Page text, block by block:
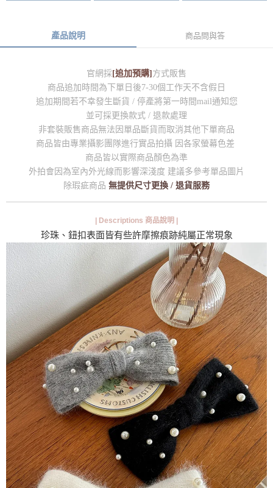
產品說明 商品問與答
官網採[追加預購]方式販售
商品追加時間為下單日後7-30個工作天不含假日
追加期間若不幸發生斷貨 / 停產將第一時間mail通知您
並可採更換款式 / 退款處理
非套裝販售商品無法因單品斷貨而取消其他下單商品
商品皆由專業攝影團隊進行實品拍攝 因各家螢幕色差
商品皆以實際商品顏色為準
外拍會因為室內外光線而影響深淺度 建議多參考單品圖片
除瑕疵商品 無提供尺寸更換 / 退貨服務
| Descriptions 商品說明 |
珍珠、鈕扣表面皆有些許摩擦痕跡純屬正常現象